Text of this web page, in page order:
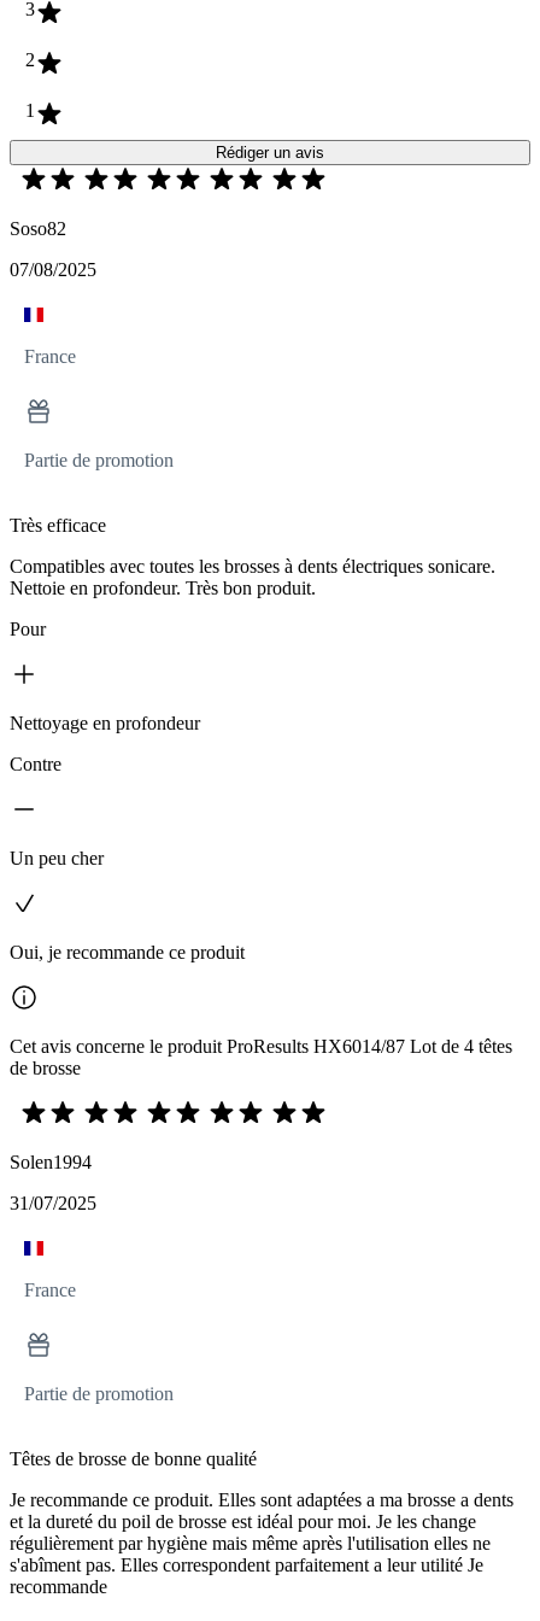
3
2
1
Rédiger un avis
Soso82
07/08/2025
France
Partie de promotion
Très efficace
Compatibles avec toutes les brosses à dents électriques sonicare.
Nettoie en profondeur. Très bon produit.
Pour
Nettoyage en profondeur
Contre
Un peu cher
Oui, je recommande ce produit
Cet avis concerne le produit ProResults HX6014/87 Lot de 4 têtes
de brosse
Solen1994
31/07/2025
France
Partie de promotion
Têtes de brosse de bonne qualité
Je recommande ce produit. Elles sont adaptées a ma brosse a dents
et la dureté du poil de brosse est idéal pour moi. Je les change
régulièrement par hygiène mais même après l'utilisation elles ne
s'abîment pas. Elles correspondent parfaitement a leur utilité Je
recommande